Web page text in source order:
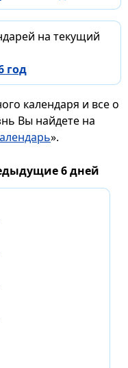
на текущий
год
календаря и все о
Вы найдете на
».
6 дней